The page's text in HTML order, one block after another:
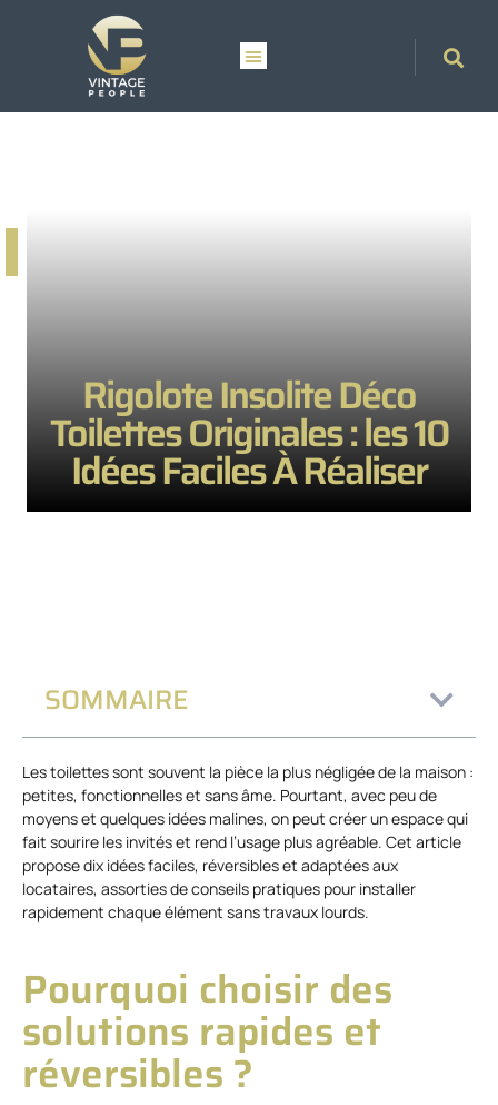
Rigolote Insolite Déco
Toilettes Originales : les 10
Idées Faciles À Réaliser
SOMMAIRE
Les toilettes sont souvent la pièce la plus négligée de la maison :
petites, fonctionnelles et sans âme. Pourtant, avec peu de
moyens et quelques idées malines, on peut créer un espace qui
fait sourire les invités et rend l’usage plus agréable. Cet article
propose dix idées faciles, réversibles et adaptées aux
locataires, assorties de conseils pratiques pour installer
rapidement chaque élément sans travaux lourds.
Pourquoi choisir des
solutions rapides et
réversibles ?